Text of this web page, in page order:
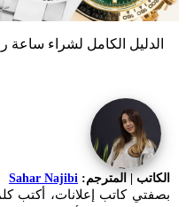
الدليل الكامل لشراء ساعة
الكاتب | المترجم: Sahar Najibi
بصفتي كاتب إعلانات، أكتب